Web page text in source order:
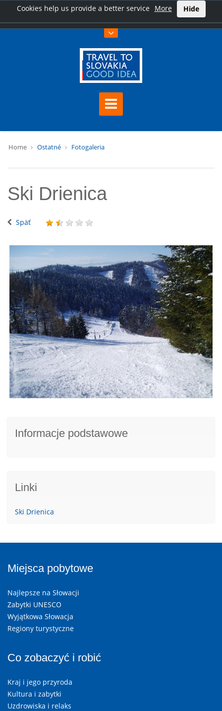
Cookies help us provide a better service More Hide
Home Ostatné Fotogaleria
Ski Drienica
Späť
Informacje podstawowe
Linki
Ski Drienica
Miejsca pobytowe
Najlepsze na Słowacji
Zabytki UNESCO
Wyjątkowa Słowacja
Regiony turystyczne
Co zobaczyć i robić
Kraj i jego przyroda
Kultura i zabytki
Uzdrowiska i relaks